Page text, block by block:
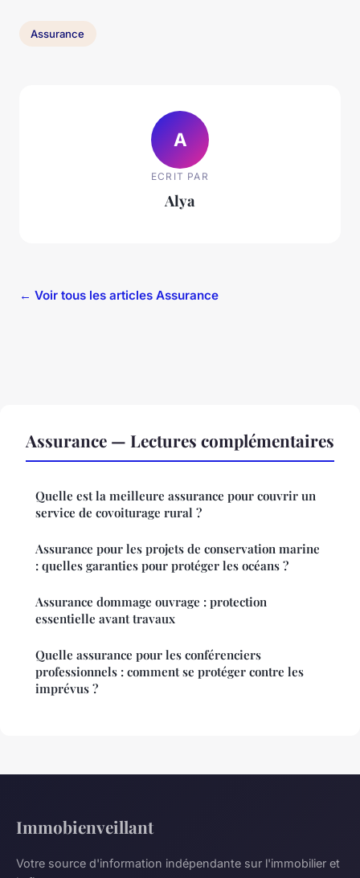
Assurance
A
ECRIT PAR
Alya
← Voir tous les articles Assurance
Assurance — Lectures complémentaires
Quelle est la meilleure assurance pour couvrir un
service de covoiturage rural ?
Assurance pour les projets de conservation marine
: quelles garanties pour protéger les océans ?
Assurance dommage ouvrage : protection
essentielle avant travaux
Quelle assurance pour les conférenciers
professionnels : comment se protéger contre les
imprévus ?
Immobienveillant
Votre source d'information indépendante sur l'immobilier et